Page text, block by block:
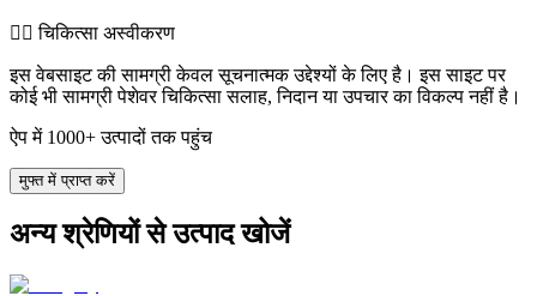
👨‍⚕️️ चिकित्सा अस्वीकरण
इस वेबसाइट की सामग्री केवल सूचनात्मक उद्देश्यों के लिए है। इस साइट पर
कोई भी सामग्री पेशेवर चिकित्सा सलाह, निदान या उपचार का विकल्प नहीं है।
ऐप में 1000+ उत्पादों तक पहुंच
मुफ्त में प्राप्त करें
अन्य श्रेणियों से उत्पाद खोजें